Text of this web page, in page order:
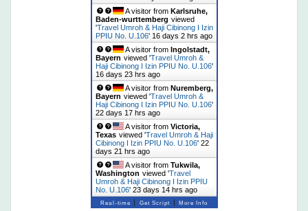
A visitor fromKarlsruhe,
Baden-wurttemberg viewed
'Travel Umroh & Haji Cibinong I Izin
PPIU No. U.106' 16 days 2 hrs ago
A visitor fromIngolstadt,
Bayern viewed 'Travel Umroh &
Haji Cibinong I Izin PPIU No. U.106'
16 days 23 hrs ago
A visitor fromNuremberg,
Bayern viewed 'Travel Umroh &
Haji Cibinong I Izin PPIU No. U.106'
22 days 17 hrs ago
A visitor fromVictoria,
Texas viewed 'Travel Umroh & Haji
Cibinong I Izin PPIU No. U.106' 22
days 21 hrs ago
A visitor fromTukwila,
Washington viewed 'Travel
Umroh & Haji Cibinong I Izin PPIU
No. U.106' 23 days 14 hrs ago
Real-time | Get Script | More Info